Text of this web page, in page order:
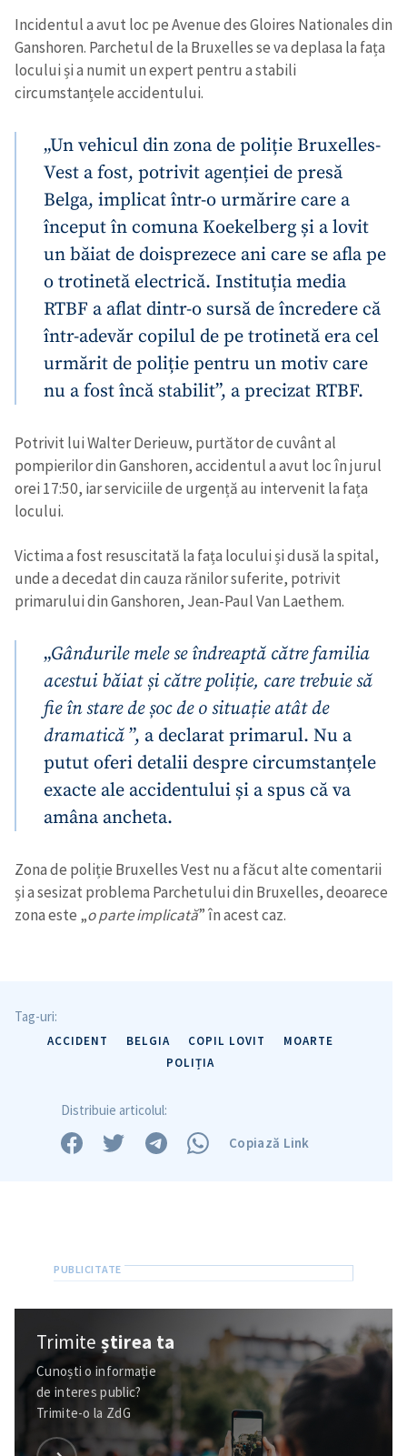
Trimite o informație
Despre ZdG
in English
на русском
Incidentul a avut loc pe Avenue des Gloires Nationales din
Ganshoren. Parchetul de la Bruxelles se va deplasa la fața
locului și a numit un expert pentru a stabili
circumstanțele accidentului.
„Un vehicul din zona de poliție Bruxelles-
Vest a fost, potrivit agenției de presă
Belga, implicat într-o urmărire care a
început în comuna Koekelberg și a lovit
un băiat de doisprezece ani care se afla pe
o trotinetă electrică. Instituția media
RTBF a aflat dintr-o sursă de încredere că
într-adevăr copilul de pe trotinetă era cel
urmărit de poliție pentru un motiv care
nu a fost încă stabilit”, a precizat RTBF.
Potrivit lui Walter Derieuw, purtător de cuvânt al
pompierilor din Ganshoren, accidentul a avut loc în jurul
orei 17:50, iar serviciile de urgență au intervenit la fața
locului.
Victima a fost resuscitată la fața locului și dusă la spital,
unde a decedat din cauza rănilor suferite, potrivit
primarului din Ganshoren, Jean-Paul Van Laethem.
„Gândurile mele se îndreaptă către familia
acestui băiat și către poliție, care trebuie să
fie în stare de șoc de o situație atât de
dramatică”, a declarat primarul. Nu a
putut oferi detalii despre circumstanțele
exacte ale accidentului și a spus că va
amâna ancheta.
Zona de poliție Bruxelles Vest nu a făcut alte comentarii
și a sesizat problema Parchetului din Bruxelles, deoarece
zona este „o parte implicată” în acest caz.
Tag-uri:
ACCIDENT BELGIA COPIL LOVIT
MOARTE
POLIȚIA
Distribuie articolul:
Copiază Link
Trimiteștirea ta
Cunoști o informație
de interes public?
Trimite-o la ZdG